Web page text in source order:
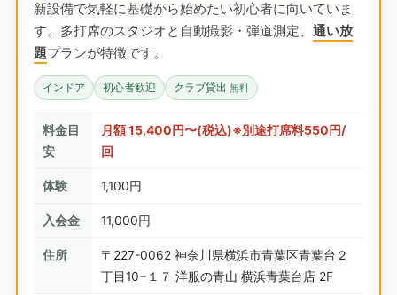
新設備で気軽に基礎から始めたい初心者に向いていま
す。多打席のスタジオと自動撮影・弾道測定、 通い放
題プランが特徴です。
インドア 初心者歓迎 クラブ貸出 無料
料金目
安
月額 15,400円〜(税込)※別途打席料550円/
回
体験 1,100円
入会金 11,000円
住所
〒227-0062 神奈川県横浜市青葉区青葉台２
丁目10−１７ 洋服の青山 横浜青葉台店 2F